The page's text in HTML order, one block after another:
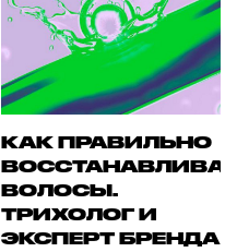
КАК ПРАВИЛЬНО
ВОЛОСЫ.
ТРИХОЛОГ И
ЭКСПЕРТ БРЕНДА